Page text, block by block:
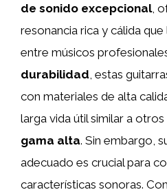
de sonido excepcional,
resonancia rica y cálida
entre músicos
durabilidad , estas
con materiales de alta
larga vida útil similar a
gama alta. Sin embargo,
adecuado es crucial para
características sonoras.